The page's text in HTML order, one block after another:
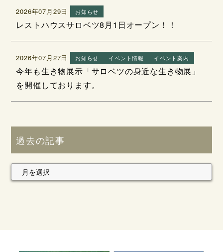
2026年07月29日 お知らせ
レストハウスサロベツ8月1日オープン！！
2026年07月27日 お知らせ イベント情報 イベント案内
今年も生き物展示「サロベツの身近な生き物展」
を開催しております。
過去の記事